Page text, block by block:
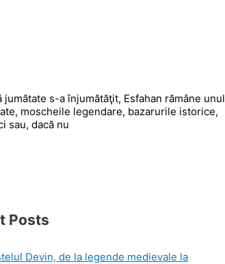
s-a înjumătăţit, Esfahan rămâne unul
moscheile legendare, bazarurile istorice,
sau, dacă nu
Posts
Devin, de la legende medievale la